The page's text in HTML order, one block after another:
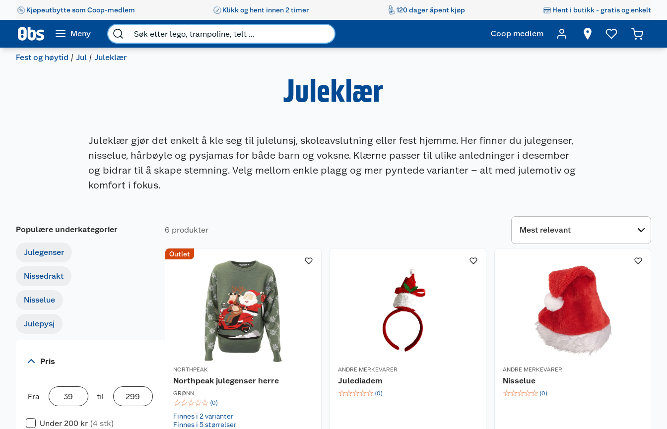
Kjøpeutbytte som Coop-medlem Klikk og hent innen 2 timer 120 dager åpent kjøp Hent i butikk - gratis og enkelt
Meny Coop medlem
Fest og høytid Jul Juleklær
Juleklær
Juleklær gjør det enkelt å kle seg til julelunsj, skoleavslutning eller fest hjemme. Her finner du julegenser,
nisselue, hårbøyle og pysjamas for både barn og voksne. Klærne passer til ulike anledninger i desember
og bidrar til å skape stemning. Velg mellom enkle plagg og mer pyntede varianter – alt med julemotiv og
komfort i fokus.
Populære underkategorier
Julegenser
Nissedrakt
Nisselue
Julepysj
Pris
Fra til
Under 200 kr (4 stk)
6 produkter
Outlet
NORTHPEAK
Northpeak julegenser herre
GRØNN
☆☆☆☆☆ (0)
Finnes i 2 varianter
Finnes i 5 størrelser
ANDRE MERKEVARER
Julediadem
☆☆☆☆☆ (0)
ANDRE MERKEVARER
Nisselue
☆☆☆☆☆ (0)